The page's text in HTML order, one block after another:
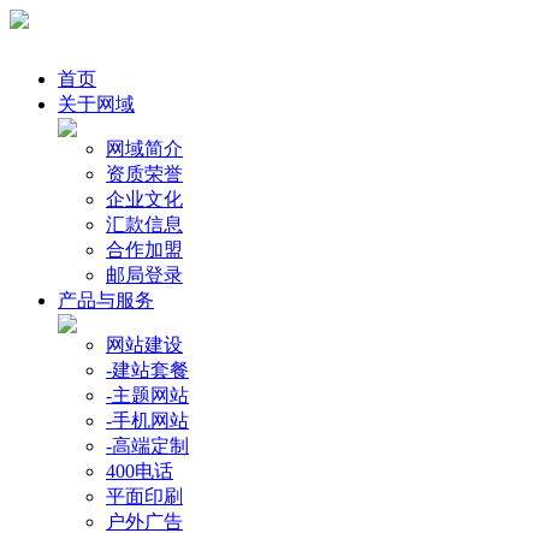
首页
关于网域
网域简介
资质荣誉
企业文化
汇款信息
合作加盟
邮局登录
产品与服务
网站建设
-建站套餐
-主题网站
-手机网站
-高端定制
400电话
平面印刷
户外广告